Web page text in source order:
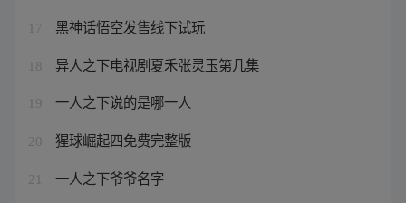
17 黑神话悟空发售线下试玩
18 异人之下电视剧夏禾张灵玉第几集
19 一人之下说的是哪一人
20 猩球崛起四免费完整版
21 一人之下爷爷名字